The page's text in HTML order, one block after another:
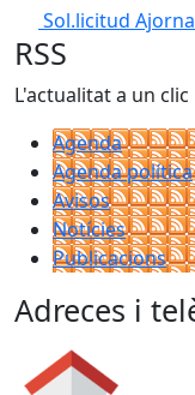
Sol.licitud
RSS
L'actualitat a un clic
Agenda
Agenda política
Avisos
Notícies
Publicacions
Adreces i